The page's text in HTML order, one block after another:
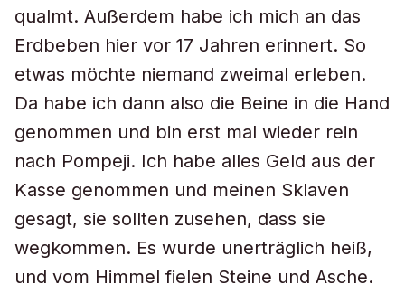
qualmt. Außerdem habe ich mich an das
Erdbeben hier vor 17 Jahren erinnert. So
etwas möchte niemand zweimal erleben.
Da habe ich dann also die Beine in die Hand
genommen und bin erst mal wieder rein
nach Pompeji. Ich habe alles Geld aus der
Kasse genommen und meinen Sklaven
gesagt, sie sollten zusehen, dass sie
wegkommen. Es wurde unerträglich heiß,
und vom Himmel fielen Steine und Asche.